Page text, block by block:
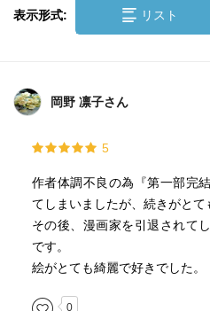
表示形式: リスト
岡野 凛子さん
5
作者体調不良の為『第一部完
てしまいましたが、続きがとて
その後、漫画家を引退されて
です。
絵がとても綺麗で好きでした。
0